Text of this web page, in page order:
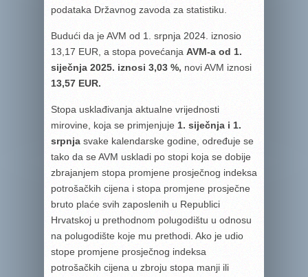
podataka Državnog zavoda za statistiku.
Budući da je AVM od 1. srpnja 2024. iznosio
13,17 EUR, a stopa povećanja AVM-a od 1.
siječnja 2025. iznosi 3,03 %, novi AVM iznosi
13,57 EUR.
Stopa usklađivanja aktualne vrijednosti
mirovine, koja se primjenjuje 1. siječnja i 1.
srpnja svake kalendarske godine, određuje se
tako da se AVM uskladi po stopi koja se dobije
zbrajanjem stopa promjene prosječnog indeksa
potrošačkih cijena i stopa promjene prosječne
bruto plaće svih zaposlenih u Republici
Hrvatskoj u prethodnom polugodištu u odnosu
na polugodište koje mu prethodi. Ako je udio
stope promjene prosječnog indeksa
potrošačkih cijena u zbroju stopa manji ili